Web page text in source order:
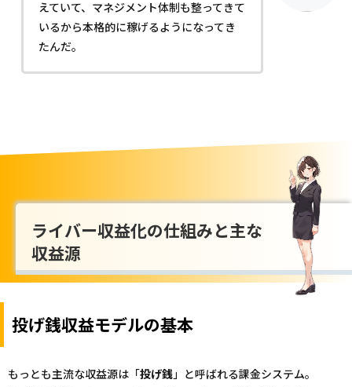
えていて、マネジメント体制も整ってきて
いるから本格的に稼げるようになってき
たんだ。
ライバー収益化の仕組みと主な
収益源
投げ銭収益モデルの基本
もっとも主流な収益源は「投げ銭」と呼ばれる課金システム。